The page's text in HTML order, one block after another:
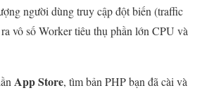
người dùng truy cập đột biến (traffic
vô số Worker tiêu thụ phần lớn CPU và
App Store, tìm bản PHP bạn đã cài và